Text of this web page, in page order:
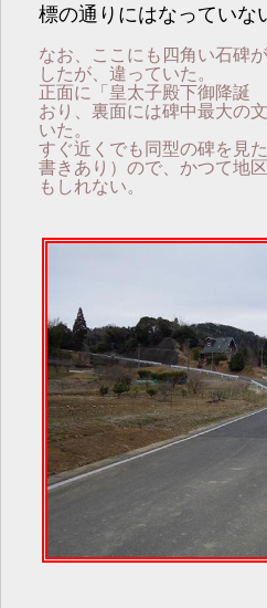
標の通りにはなっていな
なお、ここにも四角い石碑
したが、違っていた。
正面に「皇太子殿下御降誕
おり、裏面には碑中最大の
いた。
すぐ近くでも同型の碑を見
書きあり）ので、かつて地
もしれない。